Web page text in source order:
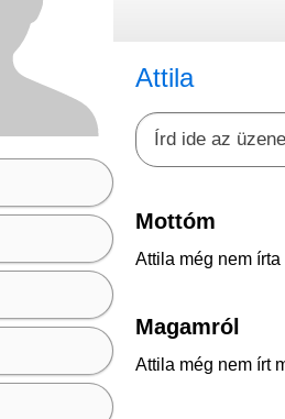
Attila
Mottóm
Attila még nem
Magamról
Attila még nem írt